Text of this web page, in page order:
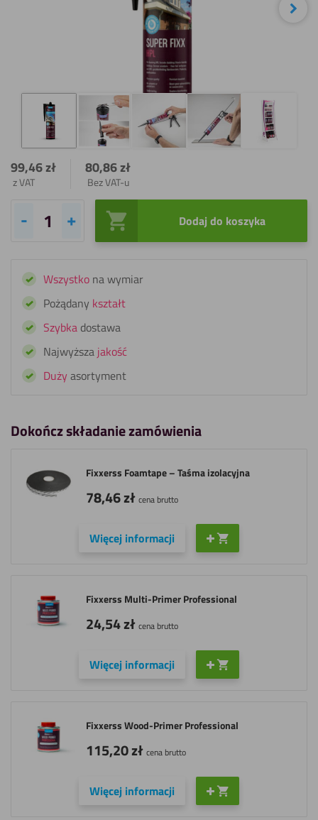
99,46zł
z VAT
80,86zł
Bez VAT-u
ilość
Super
Fixx
Klej
do
Dodaj do koszyka
Wszystko na wymiar
Pożądany kształt
Szybka dostawa
Najwyższa jakość
Dużyasortyment
Dokończ składanie zamówienia
Więcej informacji
Fixxerss Foamtape – Taśma izolacyjna
78,46zł cena brutto
Więcej informacji
Fixxerss Multi-Primer Professional
24,54zł cena brutto
Więcej informacji
Fixxerss Wood-Primer Professional
115,20zł cena brutto